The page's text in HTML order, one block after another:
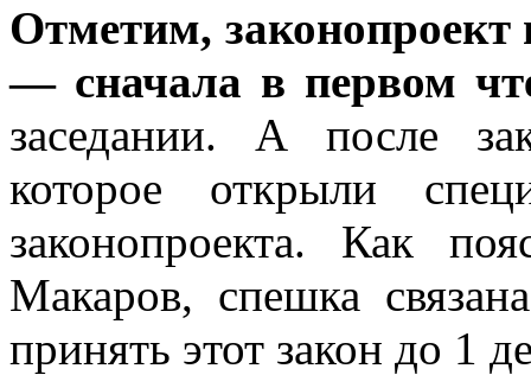
Отметим, законопроект
— сначала в первом
заседании. А после
которое открыли
законопроекта. Как
Макаров, спешка
принять этот закон до 1